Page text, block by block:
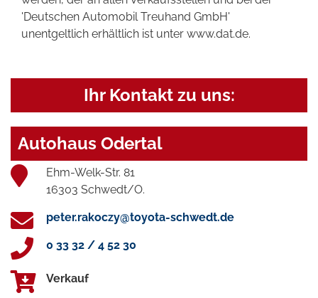
'Deutschen Automobil Treuhand GmbH'
unentgeltlich erhältlich ist unter www.dat.de.
Ihr Kontakt zu uns:
Autohaus Odertal
Ehm-Welk-Str. 81
16303 Schwedt/O.
peter.rakoczy@toyota-schwedt.de
0 33 32 / 4 52 30
Verkauf